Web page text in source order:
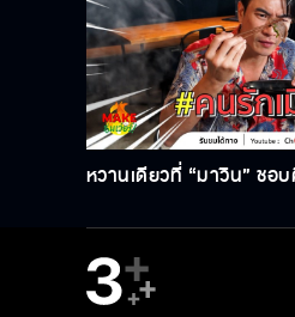
หวานเดียวที่ “มาวิน” ชอ